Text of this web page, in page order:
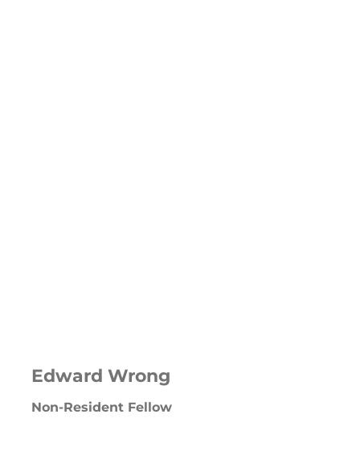
Edward Wrong
Non-Resident Fellow